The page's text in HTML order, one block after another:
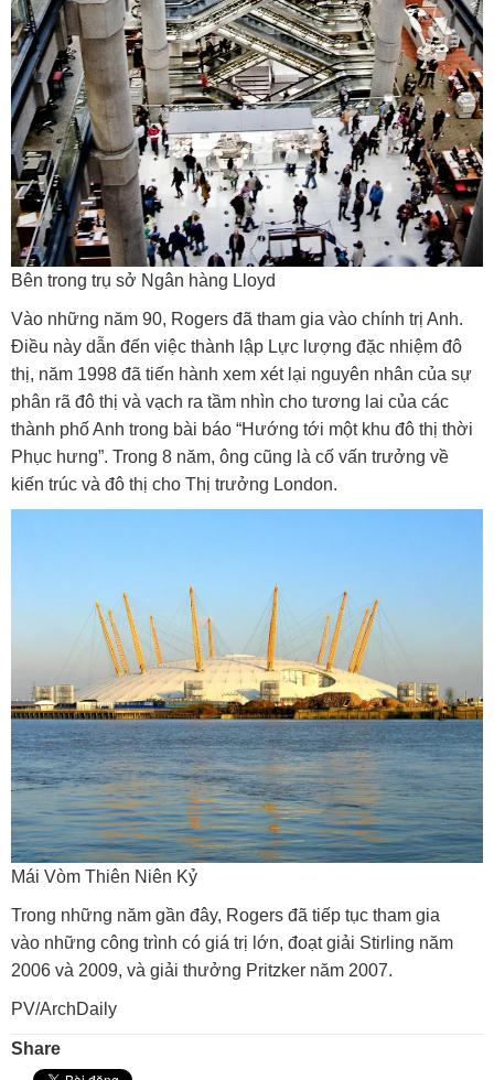
Bên trong trụ sở Ngân hàng Lloyd
Vào những năm 90, Rogers đã tham gia vào chính trị Anh.
Điều này dẫn đến việc thành lập Lực lượng đặc nhiệm đô
thị, năm 1998 đã tiến hành xem xét lại nguyên nhân của sự
phân rã đô thị và vạch ra tầm nhìn cho tương lai của các
thành phố Anh trong bài báo “Hướng tới một khu đô thị thời
Phục hưng”. Trong 8 năm, ông cũng là cố vấn trưởng về
kiến trúc và đô thị cho Thị trưởng London.
Mái Vòm Thiên Niên Kỷ
Trong những năm gần đây, Rogers đã tiếp tục tham gia
vào những công trình có giá trị lớn, đoạt giải Stirling năm
2006 và 2009, và giải thưởng Pritzker năm 2007.
PV/ArchDaily
Share